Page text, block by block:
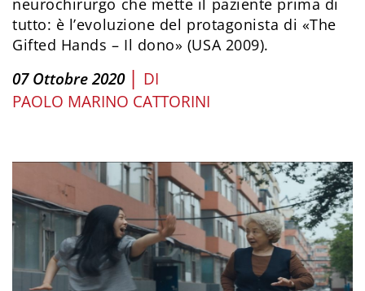
neurochirurgo che mette il paziente prima di
tutto: è l’evoluzione del protagonista di «The
Gifted Hands – Il dono» (USA 2009).
07 Ottobre 2020 | DI
PAOLO MARINO CATTORINI